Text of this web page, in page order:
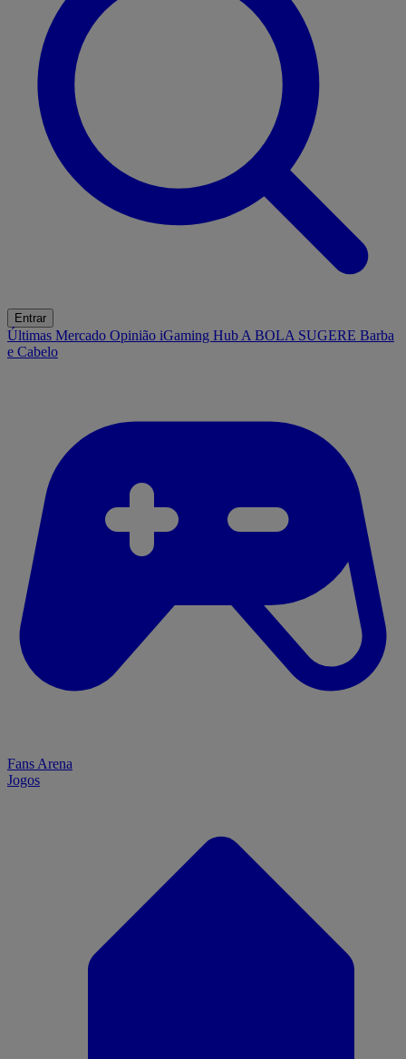
Entrar
Últimas Mercado Opinião iGaming Hub A BOLA SUGERE Barba
e Cabelo
Fans Arena
Jogos